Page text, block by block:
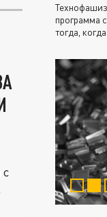
программа
тогда,